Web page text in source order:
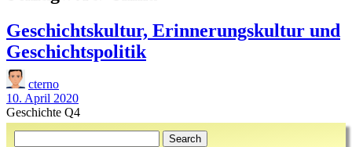
Geschichtskultur, Erinnerungskultur und
Geschichtspolitik
cterno
10. April 2020
Geschichte Q4
Sidebar